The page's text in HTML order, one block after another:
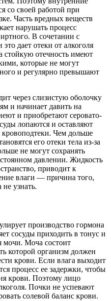
со своей работой при
Часть вредных веществ
нарушать процесс
В сочетании с
дает отеки от алкоголя
стойкую отечность имеют
которые не могут
и регулярно превышают
через слизистую оболочку
и начинает давить на
и приобретают серовато-
лопаются и оставляют
Чем дольше
его отеки тела из-за
не могут сохранять
давлении. Жидкость
приводит к
влаги — причина того,
узнать.
производство гормона
сосуды приходить в тонус и
мочи. Моча состоит
которой организм должен
крови. Если влага выходит
процесс ее задержки, чтобы
крови. Поэтому лицо
Почки не успевают
солевой баланс крови.